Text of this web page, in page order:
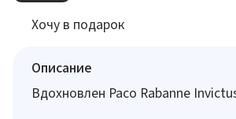
Хочу в подарок
Описание
Вдохновлен Paco Rabanne